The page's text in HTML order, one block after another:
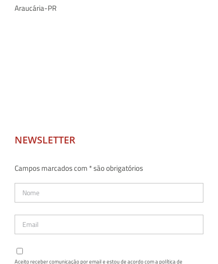
Araucária-PR
NEWSLETTER
Campos marcados com * são obrigatórios
Aceito receber comunicação por email e estou de acordo com a política de